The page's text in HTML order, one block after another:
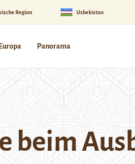
Region Usbekistan
Panorama
beim